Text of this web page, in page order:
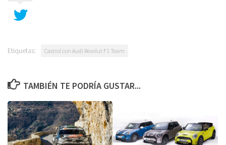
Etiquetas: Castrol con Audi Revolut F1 Team
TAMBIÉN TE PODRÍA GUSTAR...